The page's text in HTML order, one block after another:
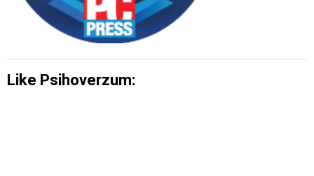
Like Psihoverzum: